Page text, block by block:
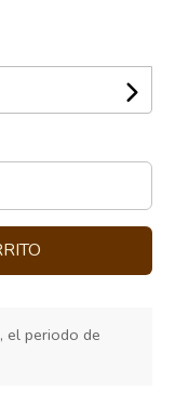
el periodo de